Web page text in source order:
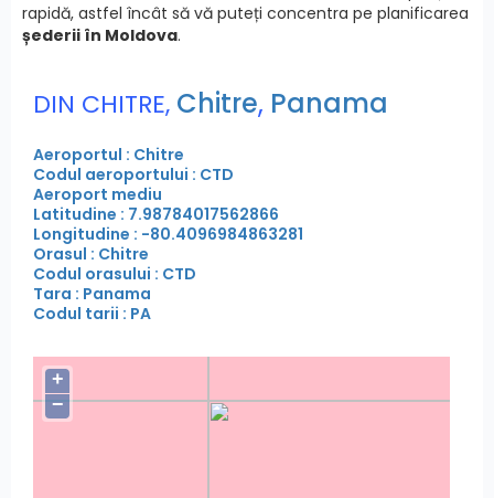
rapidă, astfel încât să vă puteți concentra pe planificarea
șederii în Moldova.
DIN CHITRE, Chitre, Panama
Aeroportul : Chitre
Codul aeroportului : CTD
Aeroport mediu
Latitudine : 7.98784017562866
Longitudine : -80.4096984863281
Orasul : Chitre
Codul orasului : CTD
Tara : Panama
Codul tarii : PA
+
−